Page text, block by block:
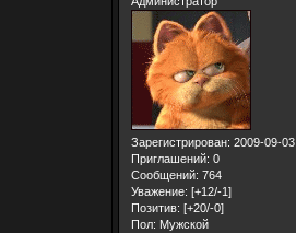
Зарегистрирован: 2009-09-03
Приглашений: 0
Сообщений: 764
Уважение: [+12/-1]
Позитив: [+20/-0]
Пол: Мужской